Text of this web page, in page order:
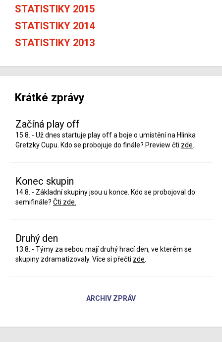
STATISTIKY 2015
STATISTIKY 2014
STATISTIKY 2013
Krátké zprávy
Začíná play off
15.8. - Už dnes startuje play off a boje o umístění na Hlinka
Gretzky Cupu. Kdo se probojuje do finále? Preview čti zde
Konec skupin
14.8. - Základní skupiny jsou u konce. Kdo se probojoval do
semifinále? Čti zde.
Druhý den
13.8. - Týmy za sebou mají druhý hrací den, ve kterém se
skupiny zdramatizovaly. Více si přečti zde
ARCHIV ZPRÁV